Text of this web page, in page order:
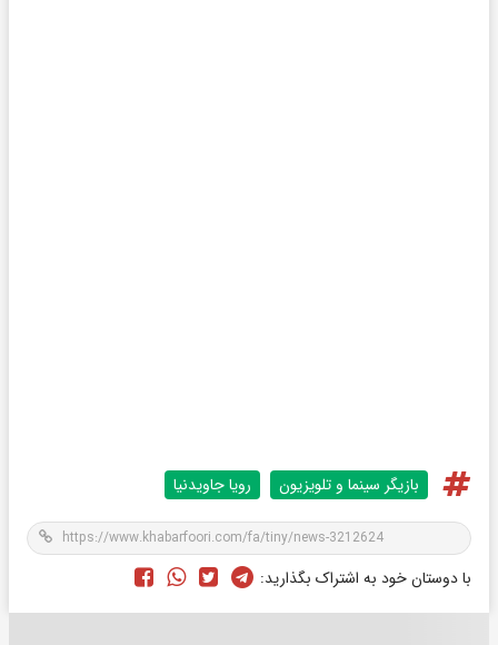
بازیگر سینما و تلویزیون رویا جاویدنیا
با دوستان خود به اشتراک بگذارید: